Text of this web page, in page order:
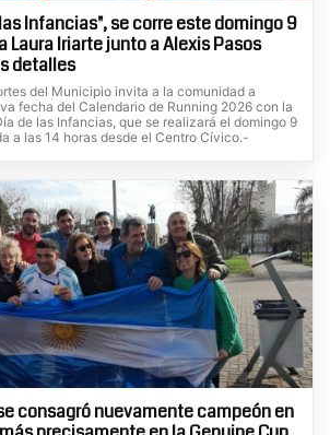
Infancias", se corre este domingo 9
Laura Iriarte junto a Alexis Pasos
detalles
del Municipio invita a la comunidad a
fecha del Calendario de Running 2026 con la
de las Infancias, que se realizará el domingo 9
a las 14 horas desde el Centro Cívico.-
consagró nuevamente campeón en